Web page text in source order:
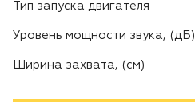
Тип запуска двигателя
Уровень мощности звука, (дБ)
Ширина захвата, (см)